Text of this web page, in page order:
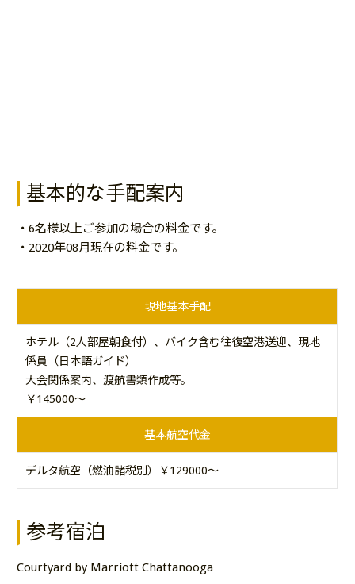
基本的な手配案内
・6名様以上ご参加の場合の料金です。
・2020年08月現在の料金です。
現地基本手配
ホテル（2人部屋朝食付）、バイク含む往復空港送迎、現地
係員（日本語ガイド）
大会関係案内、渡航書類作成等。
￥145000～
基本航空代金
デルタ航空（燃油諸税別）￥129000～
参考宿泊
Courtyard by Marriott Chattanooga